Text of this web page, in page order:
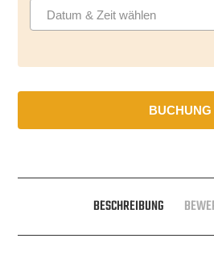
BUCHUNG
BESCHREIBUNG